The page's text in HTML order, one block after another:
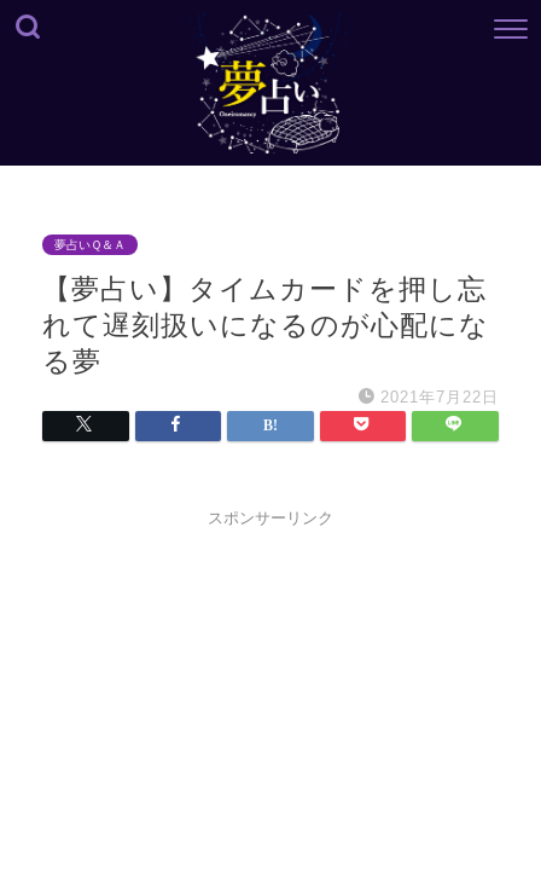
夢占いＱ＆Ａ
【夢占い】タイムカードを押し忘
れて遅刻扱いになるのが心配にな
る夢
2021年7月22日
スポンサーリンク